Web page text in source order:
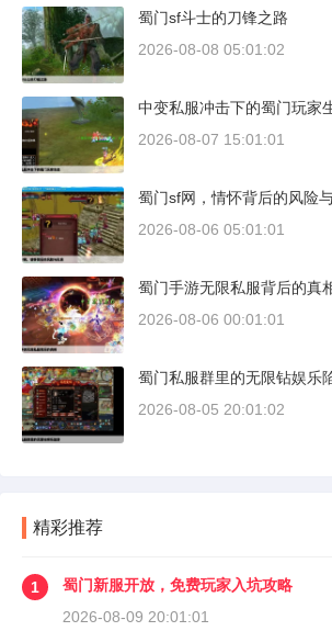
蜀门sf斗士的刀锋之路
2026-08-08 05:01:02
中变私服冲击下的蜀门玩家
2026-08-07 15:01:01
蜀门sf网，情怀背后的风险
2026-08-06 05:01:01
蜀门手游无限私服背后的真
2026-08-06 00:01:01
蜀门私服群里的无限钻娱乐
2026-08-05 20:01:02
精彩推荐
1
蜀门新服开放，免费玩家入坑攻略
2026-08-09 20:01:01